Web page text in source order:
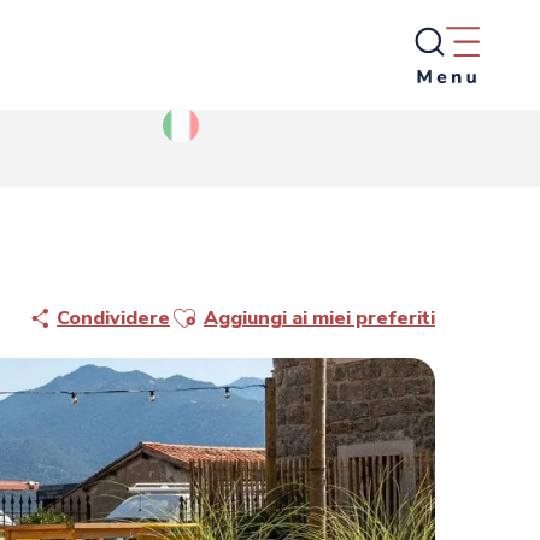
CondividereAjouter aux favoris
Aggiungi ai miei preferiti